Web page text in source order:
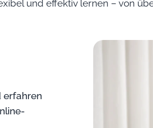
und effektiv lernen – von
erfahren